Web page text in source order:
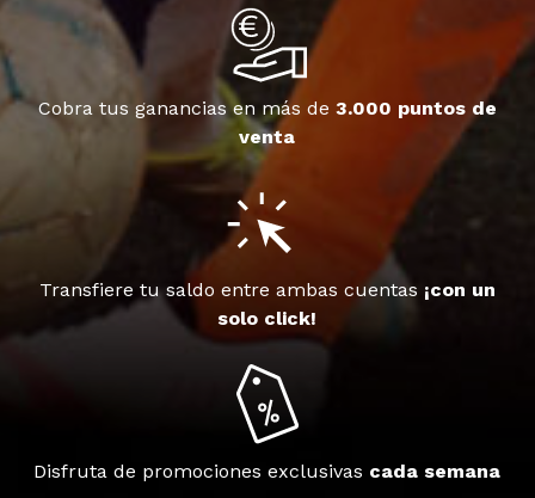
Cobra tus ganancias en más de 3.000 puntos de
venta
Transfiere tu saldo entre ambas cuentas ¡con un
solo click!
Disfruta de promociones exclusivas cada semana